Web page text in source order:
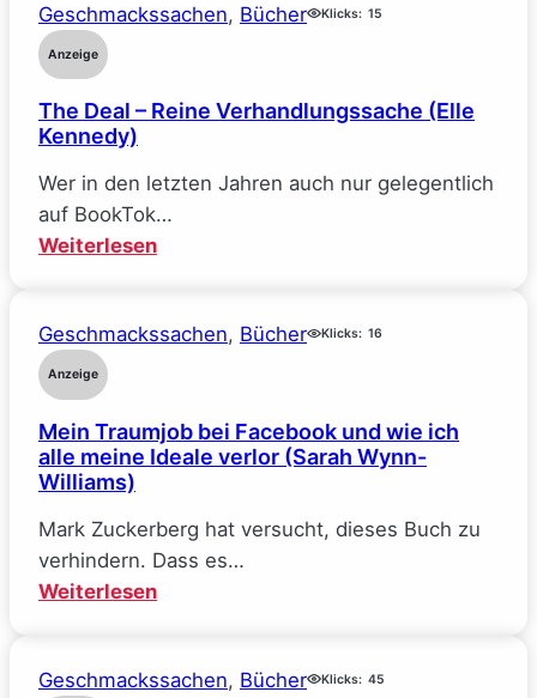
Geschmackssachen, Bücher Klicks: 15
Anzeige
The Deal – Reine Verhandlungssache (Elle
Kennedy)
Wer in den letzten Jahren auch nur gelegentlich
auf BookTok…
Weiterlesen:
–
(Elle
Kennedy)
Geschmackssachen, Bücher Klicks: 16
Anzeige
Mein Traumjob bei Facebook und wie ich
alle meine Ideale verlor (Sarah Wynn-
Williams)
Mark Zuckerberg hat versucht, dieses Buch zu
verhindern. Dass es…
Weiterlesen:
bei
Geschmackssachen, Bücher Klicks: 45